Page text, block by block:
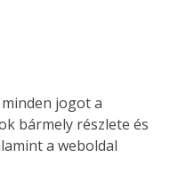
jogot a
bármely részlete és
a weboldal